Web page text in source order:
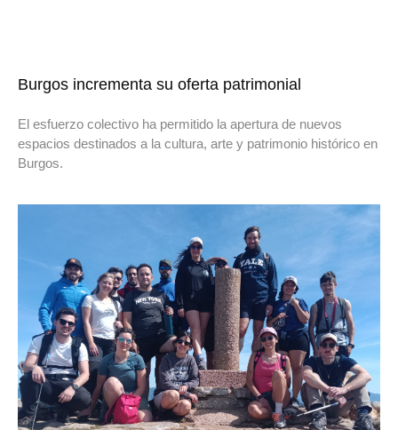
Burgos incrementa su oferta patrimonial
El esfuerzo colectivo ha permitido la apertura de nuevos
espacios destinados a la cultura, arte y patrimonio histórico en
Burgos.